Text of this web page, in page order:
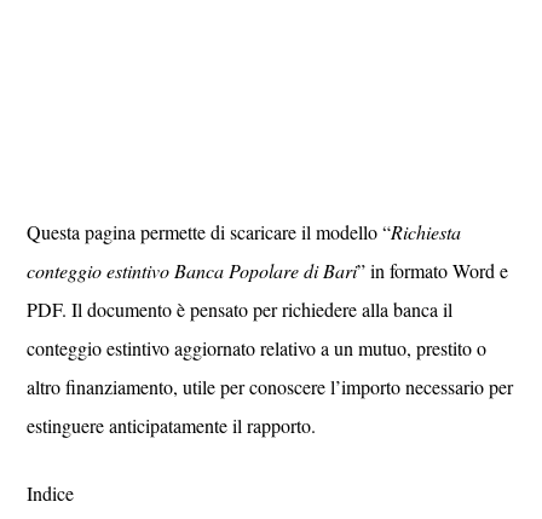
Questa pagina permette di scaricare il modello “Richiesta
conteggio estintivo Banca Popolare di Bari” in formato Word e
PDF. Il documento è pensato per richiedere alla banca il
conteggio estintivo aggiornato relativo a un mutuo, prestito o
altro finanziamento, utile per conoscere l’importo necessario per
estinguere anticipatamente il rapporto.
Indice